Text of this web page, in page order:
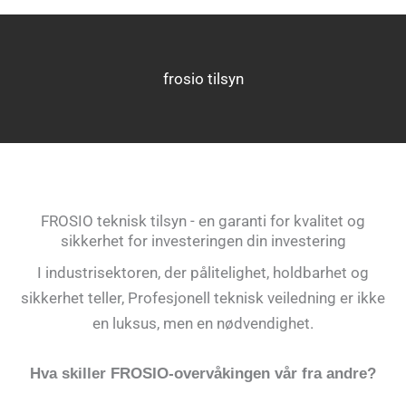
frosio tilsyn
FROSIO teknisk tilsyn - en garanti for kvalitet og
sikkerhet for investeringen din investering
I industrisektoren, der pålitelighet, holdbarhet og
sikkerhet teller, Profesjonell teknisk veiledning er ikke
en luksus, men en nødvendighet.
Hva skiller FROSIO-overvåkingen vår fra andre?